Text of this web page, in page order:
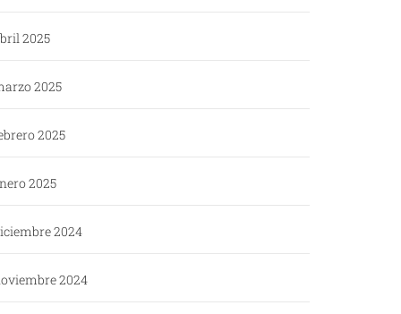
2025
2025
2025
2025
2024
2024